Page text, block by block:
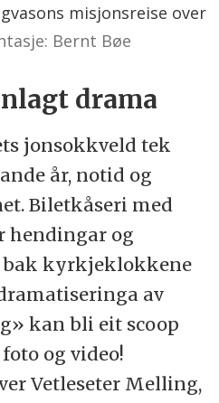
misjonsreise over
Bernt Bøe
drama
jonsokkveld tek
år, notid og
Biletkåseri med
hendingar og
bak kyrkjeklokkene
av
kan bli eit scoop
og video!
Vetleseter Melling,